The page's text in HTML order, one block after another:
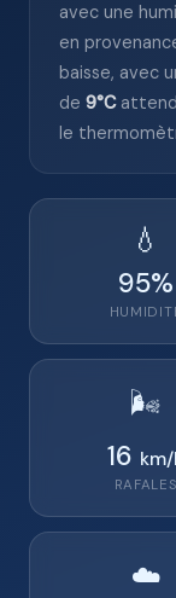
avec une
en
baisse, avec
de 9°C
le
💧
95%
🌬️
16
RAFALES
☁️